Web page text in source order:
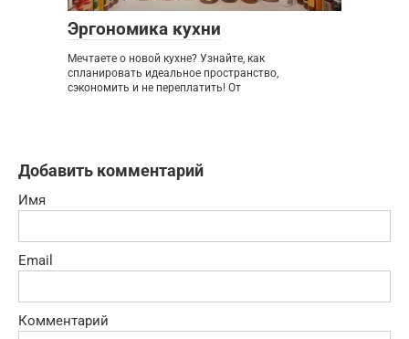
Эргономика кухни
Мечтаете о новой кухне? Узнайте, как
спланировать идеальное пространство,
сэкономить и не переплатить! От
Добавить комментарий
Имя
Email
Комментарий